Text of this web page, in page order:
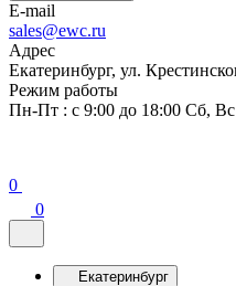
E-mail
sales@ewc.ru
Адрес
Екатеринбург, ул.
Режим работы
Пн-Пт : с 9:00 до 18:00 Сб,
0
0
Екатеринбург